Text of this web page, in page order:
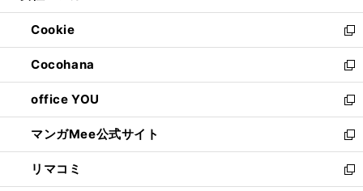
開
く
ウ
で
開
く
ン
ド
ウ
で
開
く
ウ
ィ
ン
ド
ウ
で
開
く
Cookie
新
し
い
ウ
ィ
ン
ド
ウ
で
開
Cocohana
新
し
い
ウ
ィ
ン
ド
ウ
office YOU
新
し
い
ウ
ィ
ン
マンガMee公式サイト
新
し
い
リマコミ
新